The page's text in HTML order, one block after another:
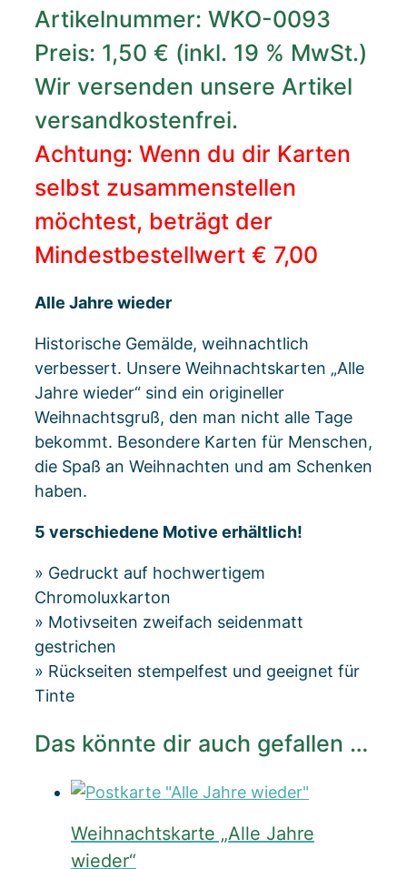
Artikelnummer: WKO-0093
Preis: 1,50 € (inkl. 19 % MwSt.)
Wir versenden unsere Artikel
versandkostenfrei.
Achtung: Wenn du dir Karten
selbst zusammenstellen
möchtest, beträgt der
Mindestbestellwert € 7,00
Alle Jahre wieder
Historische Gemälde, weihnachtlich
verbessert. Unsere Weihnachtskarten „Alle
Jahre wieder“ sind ein origineller
Weihnachtsgruß, den man nicht alle Tage
bekommt. Besondere Karten für Menschen,
die Spaß an Weihnachten und am Schenken
haben.
5 verschiedene Motive erhältlich!
» Gedruckt auf hochwertigem
Chromoluxkarton
» Motivseiten zweifach seidenmatt
gestrichen
» Rückseiten stempelfest und geeignet für
Tinte
Das könnte dir auch gefallen …
Weihnachtskarte „Alle Jahre
wieder“